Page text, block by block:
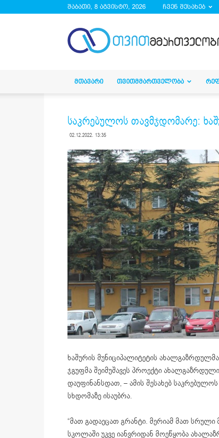
შაბათი, 8 აგვისტო, 2026 ჩვენ შესახებ
ᲛᲗᲐᲕᲐᲠᲘ ᲗᲕᲘᲗᲛᲛᲐᲠᲗᲕᲔᲚᲝᲑᲐ
საკრებულოს თავმჯდომარე:
02.12.2022. 13:35
ხაშურის მუნიციპალიტეტის
ჯგუფმა შეიმუშავეს პროექტი
დაუფინანსდათ, – ამის შესახებ
სხდომაზე ისაუბრა.
“მათ გადაეცათ გრანტი. მერიამ მათ სრული
სკოლაში უკვე იანვრიდან მოეწყობა